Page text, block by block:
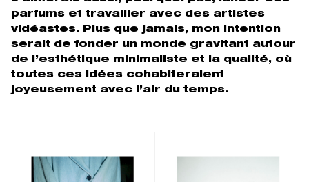
parfums et travailler avec des artistes
vidéastes. Plus que jamais, mon intention
serait de fonder un monde gravitant autour
de l’esthétique minimaliste et la qualité, où
toutes ces idées cohabiteraient
joyeusement avec l’air du temps.